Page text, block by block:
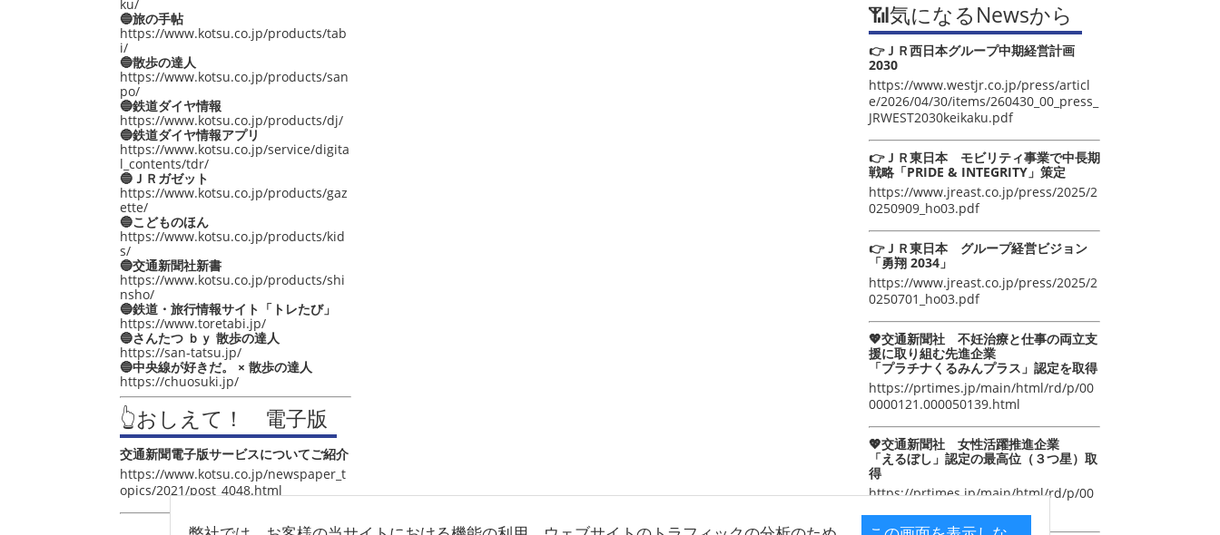
ku/
🔵旅の手帖
https://www.kotsu.co.jp/products/tab
i/
🔵散歩の達人
https://www.kotsu.co.jp/products/san
po/
🔵鉄道ダイヤ情報
https://www.kotsu.co.jp/products/dj/
🔵鉄道ダイヤ情報アプリ
https://www.kotsu.co.jp/service/digita
l_contents/tdr/
🔵ＪＲガゼット
https://www.kotsu.co.jp/products/gaz
ette/
🔵こどものほん
https://www.kotsu.co.jp/products/kid
s/
🔵交通新聞社新書
https://www.kotsu.co.jp/products/shi
nsho/
🔵鉄道・旅行情報サイト「トレたび」
https://www.toretabi.jp/
🔵さんたつ ｂｙ 散歩の達人
https://san-tatsu.jp/
🔵中央線が好きだ。 × 散歩の達人
https://chuosuki.jp/
👆おしえて！ 電子版
交通新聞電子版サービスについてご紹介
https://www.kotsu.co.jp/newspaper_t
opics/2021/post_4048.html
📶気になるNewsから
👉ＪＲ西日本グループ中期経営計画
2030
https://www.westjr.co.jp/press/articl
e/2026/04/30/items/260430_00_press_
JRWEST2030keikaku.pdf
👉ＪＲ東日本 モビリティ事業で中長期
戦略「PRIDE & INTEGRITY」策定
https://www.jreast.co.jp/press/2025/2
0250909_ho03.pdf
👉ＪＲ東日本 グループ経営ビジョン
「勇翔 2034」
https://www.jreast.co.jp/press/2025/2
0250701_ho03.pdf
💖交通新聞社 不妊治療と仕事の両立支
援に取り組む先進企業
「プラチナくるみんプラス」認定を取得
https://prtimes.jp/main/html/rd/p/00
0000121.000050139.html
💖交通新聞社 女性活躍推進企業
「えるぼし」認定の最高位（３つ星）取
得
https://prtimes.jp/main/html/rd/p/00